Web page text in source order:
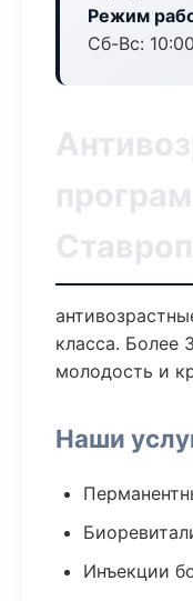
Режим
Сб-Вс:
класса. Более
молодость и
Наши
Инъекции